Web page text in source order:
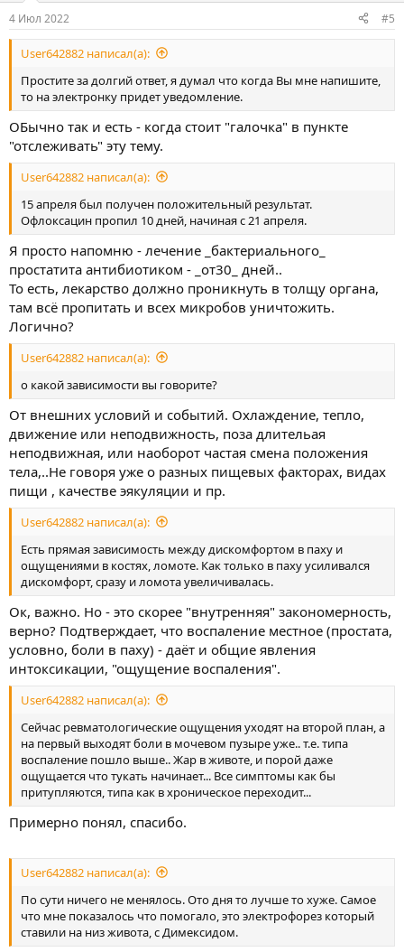
4 Июл 2022 #5
User642882 написал(а):
Простите за долгий ответ, я думал что когда Вы мне напишите,
то на электронку придет уведомление.
ОБычно так и есть - когда стоит "галочка" в пункте
"отслеживать" эту тему.
User642882 написал(а):
15 апреля был получен положительный результат.
Офлоксацин пропил 10 дней, начиная с 21 апреля.
Я просто напомню - лечение _бактериального_
простатита антибиотиком - _от30_ дней..
То есть, лекарство должно проникнуть в толщу органа,
там всё пропитать и всех микробов уничтожить.
Логично?
User642882 написал(а):
о какой зависимости вы говорите?
От внешних условий и событий. Охлаждение, тепло,
движение или неподвижность, поза длительая
неподвижная, или наоборот частая смена положения
тела,..Не говоря уже о разных пищевых факторах, видах
пищи , качестве эякуляции и пр.
User642882 написал(а):
Есть прямая зависимость между дискомфортом в паху и
ощущениями в костях, ломоте. Как только в паху усиливался
дискомфорт, сразу и ломота увеличивалась.
Ок, важно. Но - это скорее "внутренняя" закономерность,
верно? Подтверждает, что воспаление местное (простата,
условно, боли в паху) - даёт и общие явления
интоксикации, "ощущение воспаления".
User642882 написал(а):
Сейчас ревматологические ощущения уходят на второй план, а
на первый выходят боли в мочевом пузыре уже.. т.е. типа
воспаление пошло выше.. Жар в животе, и порой даже
ощущается что тукать начинает... Все симптомы как бы
притупляются, типа как в хроническое переходит...
Примерно понял, спасибо.
User642882 написал(а):
По сути ничего не менялось. Ото дня то лучше то хуже. Самое
что мне показалось что помогало, это электрофорез который
ставили на низ живота, с Димексидом.